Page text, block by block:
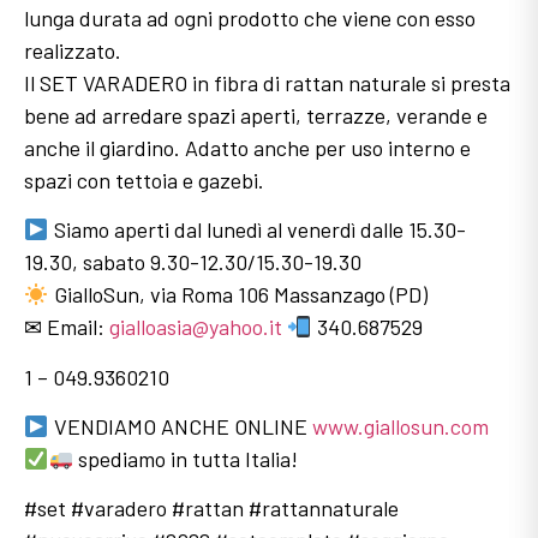
lunga durata ad ogni prodotto che viene con esso
realizzato.
Il SET VARADERO in fibra di rattan naturale si presta
bene ad arredare spazi aperti, terrazze, verande e
anche il giardino. Adatto anche per uso interno e
spazi con tettoia e gazebi.
Siamo aperti dal lunedì al venerdì dalle 15.30-
19.30, sabato 9.30-12.30/15.30-19.30
GialloSun, via Roma 106 Massanzago (PD)
✉ Email: gialloasia@yahoo.it
340.687529
1 – 049.9360210
VENDIAMO ANCHE ONLINE www.giallosun.com
spediamo in tutta Italia!
#set #varadero #rattan #rattannaturale